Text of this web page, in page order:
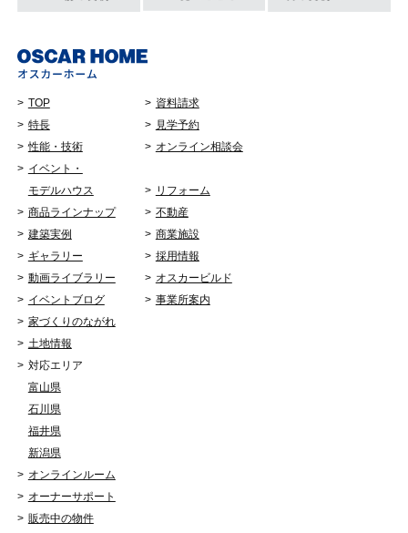
TOP
特長
性能・技術
イベント・
モデルハウス
商品ラインナップ
建築実例
ギャラリー
動画ライブラリー
イベントブログ
家づくりのながれ
土地情報
対応エリア
富山県
石川県
福井県
新潟県
オンラインルーム
オーナーサポート
販売中の物件
資料請求
見学予約
オンライン相談会
リフォーム
不動産
商業施設
採用情報
オスカービルド
事業所案内